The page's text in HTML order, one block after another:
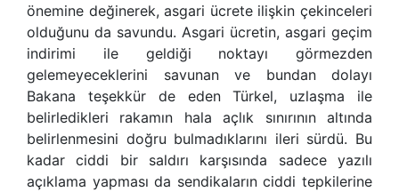
önemine değinerek, asgari ücrete ilişkin çekinceleri
olduğunu da savundu. Asgari ücretin, asgari geçim
indirimi ile geldiği noktayı görmezden
gelemeyeceklerini savunan ve bundan dolayı
Bakana teşekkür de eden Türkel, uzlaşma ile
belirledikleri rakamın hala açlık sınırının altında
belirlenmesini doğru bulmadıklarını ileri sürdü. Bu
kadar ciddi bir saldırı karşısında sadece yazılı
açıklama yapması da sendikaların ciddi tepkilerine